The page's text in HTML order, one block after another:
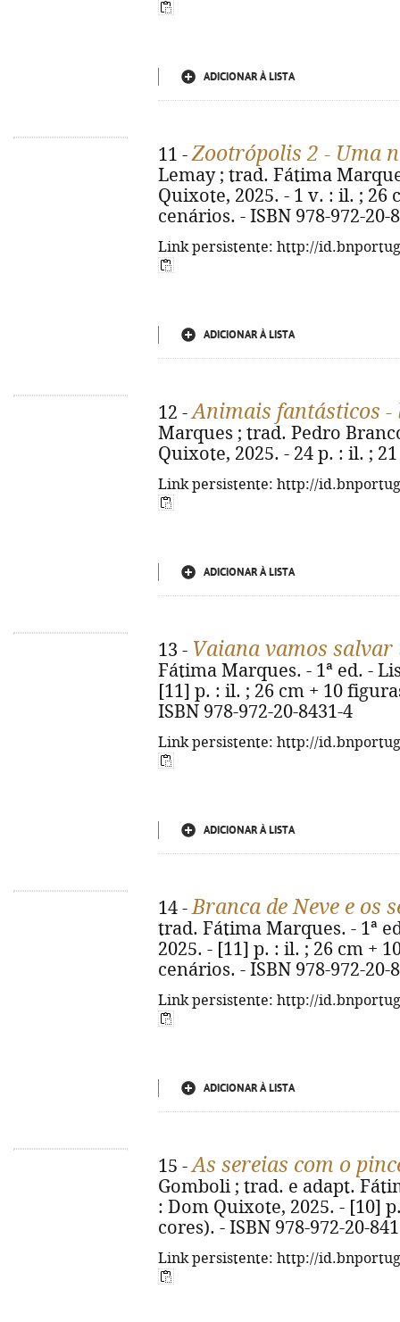
ADICIONAR À LISTA
11 -Zootrópolis 2 - Uma
Lemay ; trad. Fátima
Quixote, 2025. - 1 v. : il. ; 26
cenários. - ISBN 978-972-20-
Link persistente: http://
ADICIONAR À LISTA
12 -Animais fantásticos -
Marques ; trad. Pedro
Quixote, 2025. - 24 p. : il. ;
Link persistente: http://
ADICIONAR À LISTA
13 - Vaiana vamos
Fátima Marques. - 1ª ed. -
[11] p. : il. ; 26 cm + 10
ISBN 978-972-20-8431-4
Link persistente: http://
ADICIONAR À LISTA
14 -Branca de Neve e os
trad. Fátima Marques. - 1ª
2025. - [11] p. : il. ; 26 cm +
cenários. - ISBN 978-972-20-
Link persistente: http://
ADICIONAR À LISTA
15 -As sereias com o
Gomboli ; trad. e adapt.
: Dom Quixote, 2025. - [10]
cores). - ISBN 978-972-20-
Link persistente: http://